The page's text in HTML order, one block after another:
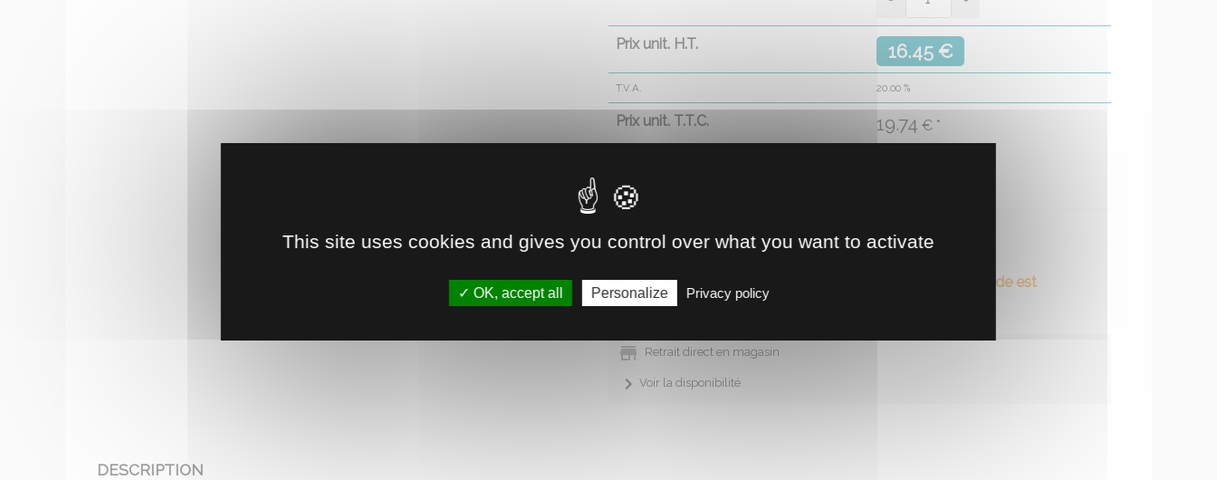
Prix unit. H.T. 16.45 €
T.V.A. 20.00 %
Prix unit. T.T.C. 19.74 € *
Livraison à domicile ou gratuite en magasin
Produit en cours de réapprovisionnement... La commande est
possible mais des délais sont à prévoir.
Retrait direct en magasin
Voir la disponibilité
DESCRIPTION
This site uses cookies and gives you control over what you want to activate
OK, accept all Personalize Privacy policy